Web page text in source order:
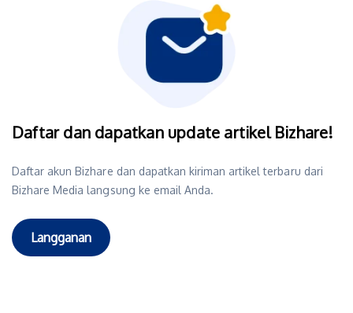
Daftar dan dapatkan update artikel Bizhare!
Daftar akun Bizhare dan dapatkan kiriman artikel terbaru dari
Bizhare Media langsung ke email Anda.
Langganan